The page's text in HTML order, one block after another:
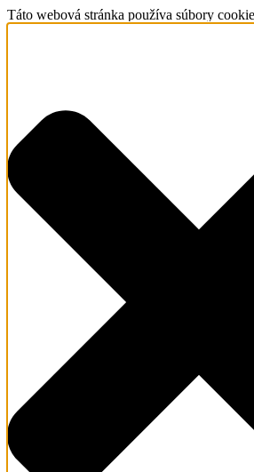
Táto webová stránka používa súbory